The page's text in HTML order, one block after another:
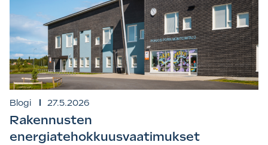
Blogi 27.5.2026
Rakennusten
energiatehokkuusvaatimukset